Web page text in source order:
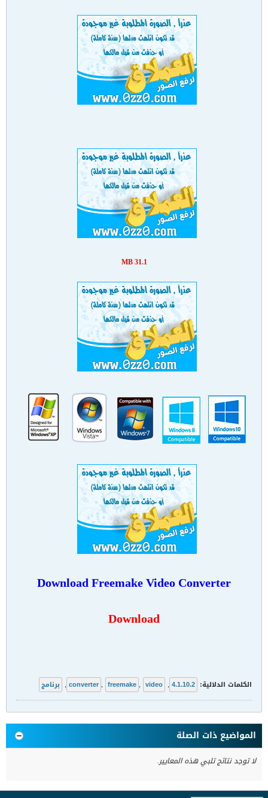
31.1 MB
Download Freemake Video Converter
Download
الكلمات الدلالية: 4.1.10.2
,
converter , freemake , video
, برنامج
المواضيع ذات الصلة
لا توجد نتائج تلبي هذه المعايير.